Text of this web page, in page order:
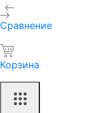
Сравнение
Корзина